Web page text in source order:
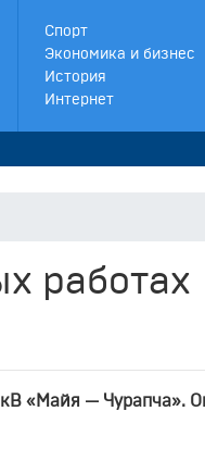
Спорт
Экономика и бизнес
История
Интернет
работах
«Майя — Чурапча».